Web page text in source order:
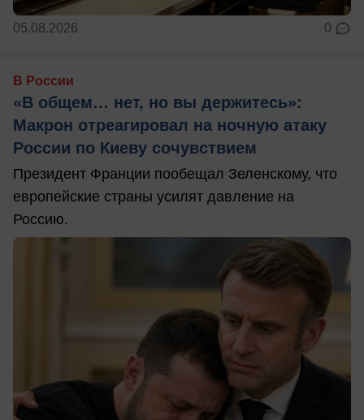
05.08.2026 0
В России
«В общем… нет, но вы держитесь»:
Макрон отреагировал на ночную атаку
России по Киеву сочувствием
Президент Франции пообещал Зеленскому, что
европейские страны усилят давление на
Россию.